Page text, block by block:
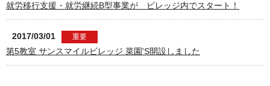
就労移行支援・就労継続B型事業が ビレッジ内でスタート！
2017/03/01 重要
第5教室 サンスマイルビレッジ 菜園'S開設しました